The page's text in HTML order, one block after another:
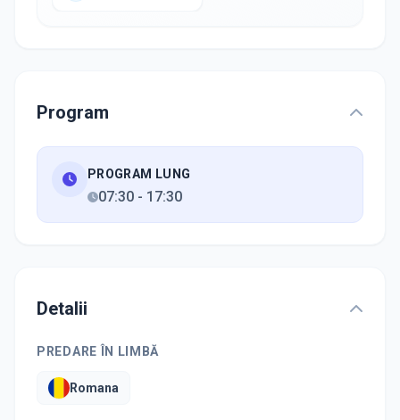
Program
PROGRAM LUNG
07:30 - 17:30
Detalii
PREDARE ÎN LIMBĂ
Romana